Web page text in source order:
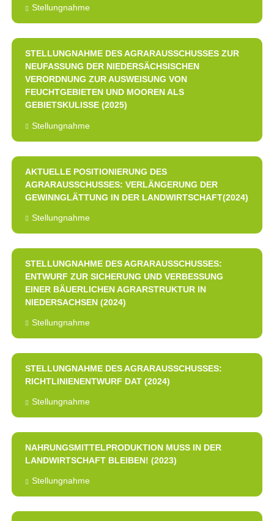
Stellungnahme
STELLUNGNAHME DES AGRARAUSSCHUSSES ZUR
NEUFASSUNG DER NIEDERSÄCHSISCHEN
VERORDNUNG ZUR AUSWEISUNG VON
FEUCHTGEBIETEN UND MOOREN ALS
GEBIETSKULISSE (2025)
Stellungnahme
AKTUELLE POSITIONIERUNG DES
AGRARAUSSCHUSSES: VERLÄNGERUNG DER
GEWINNGLÄTTUNG IN DER LANDWIRTSCHAFT(2024)
Stellungnahme
STELLUNGNAHME DES AGRARAUSSCHUSSES:
ENTWURF ZUR SICHERUNG UND VERBESSUNG
EINER BÄUERLICHEN AGRARSTRUKTUR IN
NIEDERSACHSEN (2024)
Stellungnahme
STELLUNGNAHME DES AGRARAUSSCHUSSES:
RICHTLINIENENTWURF DAT (2024)
Stellungnahme
NAHRUNGSMITTELPRODUKTION MUSS IN DER
LANDWIRTSCHAFT BLEIBEN! (2023)
Stellungnahme